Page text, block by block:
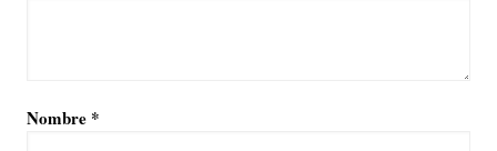
Nombre *